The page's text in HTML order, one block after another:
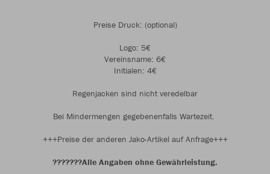
Preise Druck: (optional)
Logo: 5€
Vereinsname: 6€
Initialen: 4€
Regenjacken sind nicht veredelbar
Bei Mindermengen gegebenenfalls Wartezeit.
+++Preise der anderen Jako-Artikel auf Anfrage+++
???????Alle Angaben ohne Gewährleistung.